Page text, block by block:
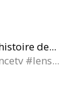
de...
#lens...